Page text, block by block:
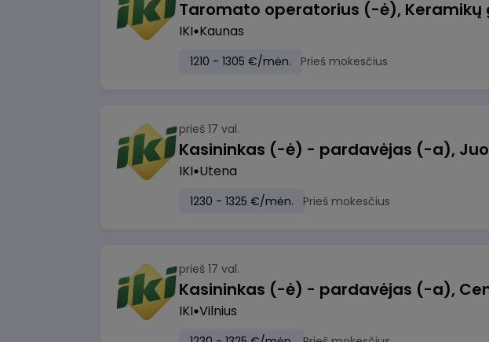
IKI Kaunas
1210 - 1305 €/mėn. Prieš mokesčius
prieš 17 val.
IKI Utena
1230 - 1325 €/mėn. Prieš mokesčius
prieš 17 val.
IKI Vilnius